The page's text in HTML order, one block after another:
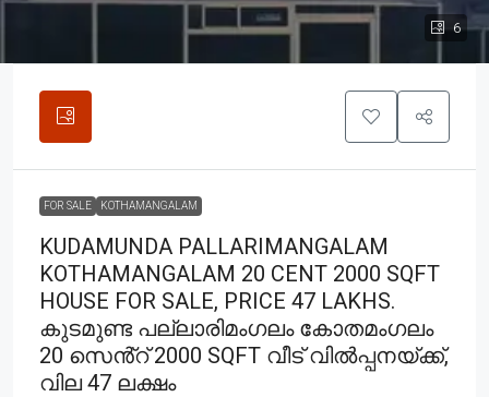
6
FOR SALE KOTHAMANGALAM
KUDAMUNDA PALLARIMANGALAM
KOTHAMANGALAM 20 CENT 2000 SQFT
HOUSE FOR SALE, PRICE 47 LAKHS.
കുടമുണ്ട പല്ലാരിമംഗലം കോതമംഗലം
20 സെൻ്റ് 2000 SQFT വീട് വിൽപ്പനയ്ക്ക്,
വില 47 ലക്ഷം